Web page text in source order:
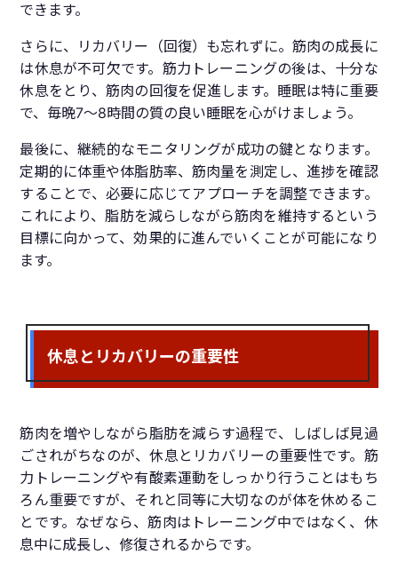
できます。
さらに、リカバリー（回復）も忘れずに。筋肉の成長に
は休息が不可欠です。筋力トレーニングの後は、十分な
休息をとり、筋肉の回復を促進します。睡眠は特に重要
で、毎晩7〜8時間の質の良い睡眠を心がけましょう。
最後に、継続的なモニタリングが成功の鍵となります。
定期的に体重や体脂肪率、筋肉量を測定し、進捗を確認
することで、必要に応じてアプローチを調整できます。
これにより、脂肪を減らしながら筋肉を維持するという
目標に向かって、効果的に進んでいくことが可能になり
ます。
休息とリカバリーの重要性
筋肉を増やしながら脂肪を減らす過程で、しばしば見過
ごされがちなのが、休息とリカバリーの重要性です。筋
力トレーニングや有酸素運動をしっかり行うことはもち
ろん重要ですが、それと同等に大切なのが体を休めるこ
とです。なぜなら、筋肉はトレーニング中ではなく、休
息中に成長し、修復されるからです。